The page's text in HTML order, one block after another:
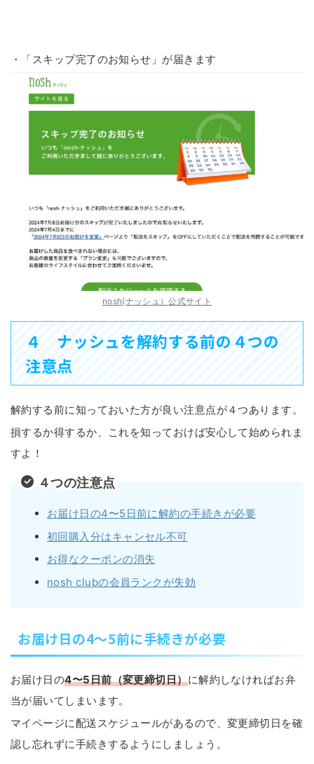
・「スキップ完了のお知らせ」が届きます
nosh(ナッシュ）公式サイト
４ ナッシュを解約する前の４つの
注意点
解約する前に知っておいた方が良い注意点が４つあります。
損するか得するか、これを知っておけば安心して始められま
すよ！
４つの注意点
お届け日の4〜5日前に解約の手続きが必要
初回購入分はキャンセル不可
お得なクーポンの消失
nosh clubの会員ランクが失効
お届け日の4〜5前に手続きが必要
お届け日の4〜5日前（変更締切日）に解約しなければお弁
当が届いてしまいます。
マイページに配送スケジュールがあるので、変更締切日を確
認し忘れずに手続きするようにしましょう。